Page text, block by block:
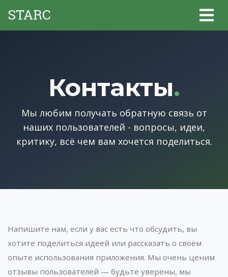
Контакты.
Мы любим получать обратную связь от
наших пользователей - вопросы, идеи,
критику, всё чем вам хочется поделиться.
Напишите нам, если у вас есть что обсудить, вы
хотите поделиться идеей или рассказать о своём
опыте использования приложения. Мы очень ценим
отзывы пользователей — будьте уверены, мы